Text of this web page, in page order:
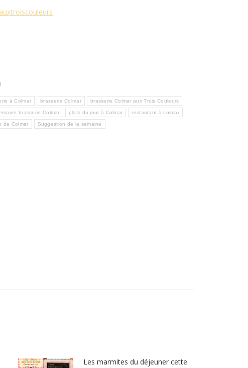
à Colmar brasserie Colmar brasserie Colmar aux Trois Couleurs
brasserie Colmar plats du jour à Colmar restaurant à colmar
de Colmar Suggestion de la semaine
Les marmites du déjeuner cette